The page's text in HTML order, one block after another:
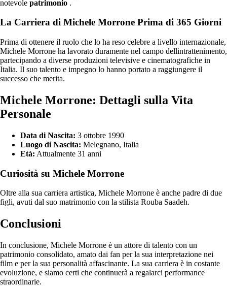
notevole patrimonio .
La Carriera di Michele Morrone Prima di 365 Giorni
Prima di ottenere il ruolo che lo ha reso celebre a livello internazionale,
Michele Morrone ha lavorato duramente nel campo dellintrattenimento,
partecipando a diverse produzioni televisive e cinematografiche in
Italia. Il suo talento e impegno lo hanno portato a raggiungere il
successo che merita.
Michele Morrone: Dettagli sulla Vita
Personale
Data di Nascita: 3 ottobre 1990
Luogo di Nascita: Melegnano, Italia
Età: Attualmente 31 anni
Curiosità su Michele Morrone
Oltre alla sua carriera artistica, Michele Morrone è anche padre di due
figli, avuti dal suo matrimonio con la stilista Rouba Saadeh.
Conclusioni
In conclusione, Michele Morrone è un attore di talento con un
patrimonio consolidato, amato dai fan per la sua interpretazione nei
film e per la sua personalità affascinante. La sua carriera è in costante
evoluzione, e siamo certi che continuerà a regalarci performance
straordinarie.